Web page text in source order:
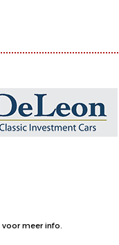
voor meer info.